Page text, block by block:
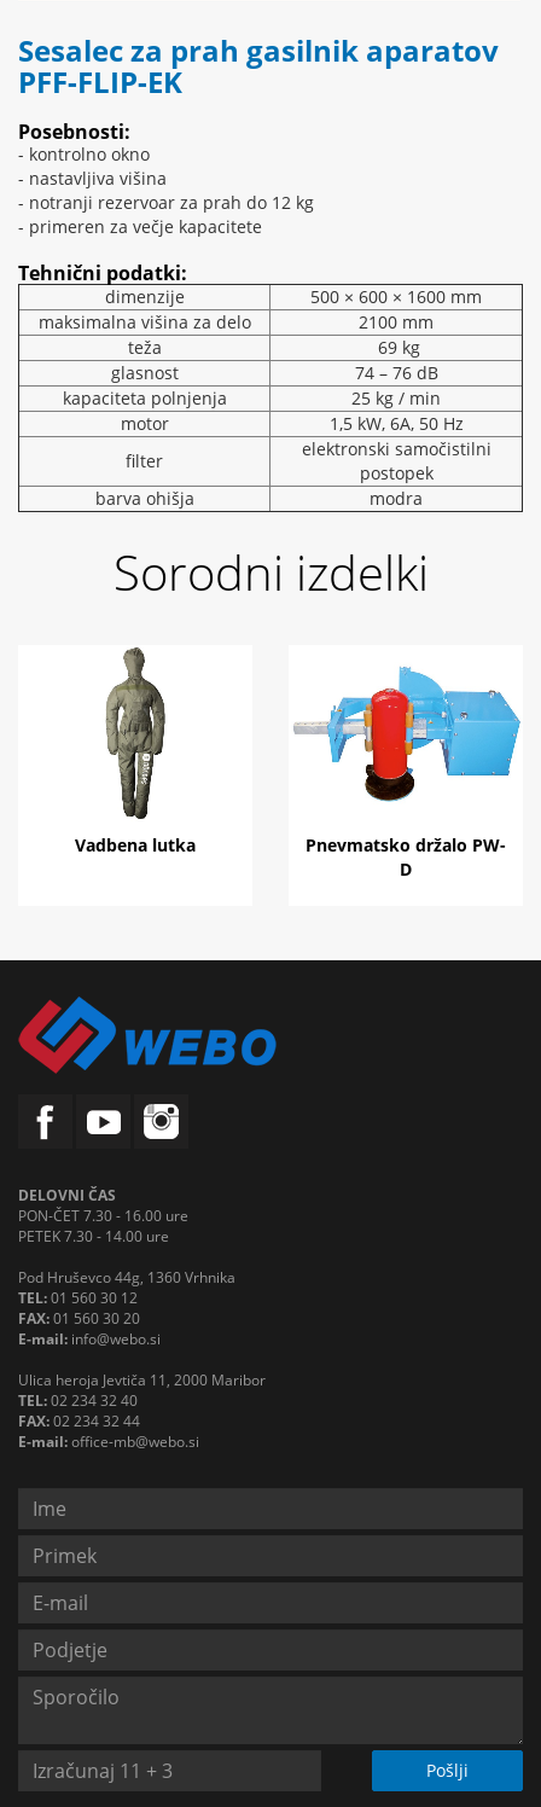
Sesalec za prah gasilnik aparatov
PFF-FLIP-EK
Posebnosti:
- kontrolno okno
- nastavljiva višina
- notranji rezervoar za prah do 12 kg
- primeren za večje kapacitete
Tehnični podatki:
dimenzije
500 × 600 × 1600 mm
maksimalna višina za delo
2100 mm
teža
69 kg
glasnost
74 – 76 dB
kapaciteta polnjenja
25 kg / min
motor
1,5 kW, 6A, 50 Hz
filter
elektronski samočistilni
postopek
barva ohišja
modra
Sorodni izdelki
Vadbena lutka
Pnevmatsko držalo PW-
D
DELOVNI ČAS
PON-ČET 7.30 - 16.00 ure
PETEK 7.30 - 14.00 ure
Pod Hruševco 44g, 1360 Vrhnika
TEL:01 560 30 12
FAX:01 560 30 20
E-mail: info@webo.si
Ulica heroja Jevtiča 11, 2000 Maribor
TEL:02 234 32 40
FAX:02 234 32 44
E-mail:office-mb@webo.si
Pošlji